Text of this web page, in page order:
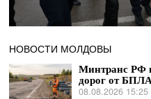
НОВОСТИ МОЛДОВЫ
Минтранс РФ
дорог от
08.08.2026 15:25